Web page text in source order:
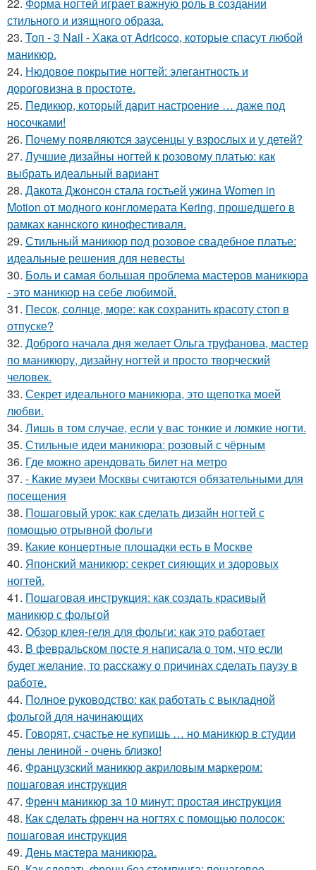
стильного и изящного образа.
23. Топ - 3 Nail - Хака от Adricoco, которые спасут любой
маникюр.
24. Нюдовое покрытие ногтей: элегантность и
дороговизна в простоте.
25. Педикюр, который дарит настроение … даже под
носочками!
26. Почему появляются заусенцы у взрослых и у детей?
27. Лучшие дизайны ногтей к розовому платью: как
выбрать идеальный вариант
28. Дакота Джонсон стала гостьей ужина Women in
Motion от модного конгломерата Kering, прошедшего в
рамках каннского кинофестиваля.
29. Стильный маникюр под розовое свадебное платье:
идеальные решения для невесты
30. Боль и самая большая проблема мастеров маникюра
- это маникюр на себе любимой.
31. Песок, солнце, море: как сохранить красоту стоп в
отпуске?
32. Доброго начала дня желает Ольга труфанова, мастер
по маникюру, дизайну ногтей и просто творческий
человек.
33. Секрет идеального маникюра, это щепотка моей
любви.
34. Лишь в том случае, если у вас тонкие и ломкие ногти.
35. Стильные идеи маникюра: розовый с чёрным
36. Где можно арендовать билет на метро
37. - Какие музеи Москвы считаются обязательными для
посещения
38. Пошаговый урок: как сделать дизайн ногтей с
помощью отрывной фольги
39. Какие концертные площадки есть в Москве
40. Японский маникюр: секрет сияющих и здоровых
ногтей.
41. Пошаговая инструкция: как создать красивый
маникюр с фольгой
42. Обзор клея-геля для фольги: как это работает
43. В февральском посте я написала о том, что если
будет желание, то расскажу о причинах сделать паузу в
работе.
44. Полное руководство: как работать с выкладной
фольгой для начинающих
45. Говорят, счастье не купишь … но маникюр в студии
лены лениной - очень близко!
46. Французский маникюр акриловым маркером:
пошаговая инструкция
47. Френч маникюр за 10 минут: простая инструкция
48. Как сделать френч на ногтях с помощью полосок:
пошаговая инструкция
49. День мастера маникюра.